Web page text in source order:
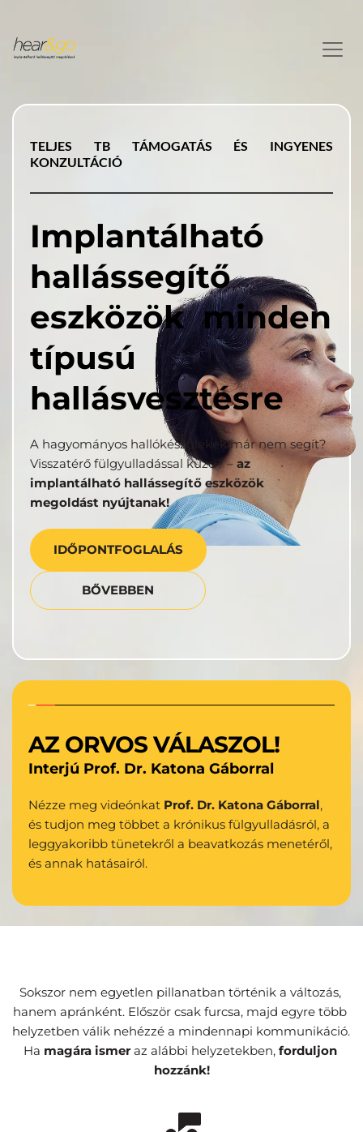
TELJES TB TÁMOGATÁS ÉS INGYENES
KONZULTÁCIÓ
Implantálható
hallássegítő
eszközök minden
típusú
hallásvesztésre
A hagyományos hallókészülékek már nem segít?
Visszatérő fülgyulladással küzd? – az
implantálható hallássegítő eszközök
megoldást nyújtanak!
IDŐPONTFOGLALÁS
BŐVEBBEN
AZ ORVOS VÁLASZOL!
Interjú Prof. Dr. Katona Gáborral
Nézze meg videónkat Prof. Dr. Katona Gáborral,
és tudjon meg többet a krónikus fülgyulladásról, a
leggyakoribb tünetekről a beavatkozás menetéről,
és annak hatásairól.
Sokszor nem egyetlen pillanatban történik a változás,
hanem apránként. Először csak furcsa, majd egyre több
helyzetben válik nehézzé a mindennapi kommunikáció.
Ha magára ismer az alábbi helyzetekben, forduljon
hozzánk!